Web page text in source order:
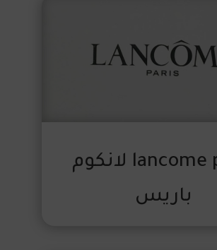
lancome paris لانكوم
باريس